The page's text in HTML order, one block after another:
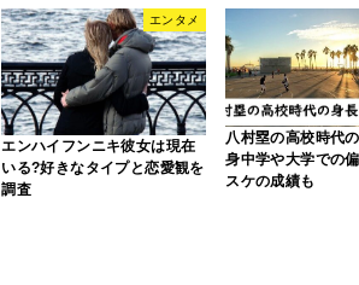
エンタメ
エンハイフンニキ彼女は現在
いる?好きなタイプと恋愛観を
調査
八村塁の高校時代
身中学や大学での
スケの成績も